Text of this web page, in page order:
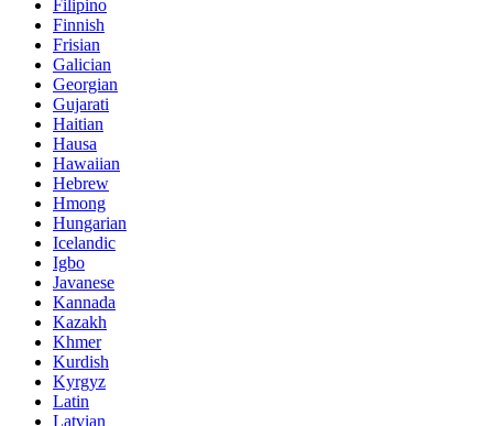
Filipino
Finnish
Frisian
Galician
Georgian
Gujarati
Haitian
Hausa
Hawaiian
Hebrew
Hmong
Hungarian
Icelandic
Igbo
Javanese
Kannada
Kazakh
Khmer
Kurdish
Kyrgyz
Latin
Latvian